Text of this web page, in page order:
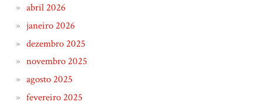
abril 2026
janeiro 2026
dezembro 2025
novembro 2025
agosto 2025
fevereiro 2025